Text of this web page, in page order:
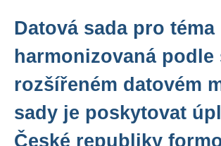
Datová sada pro
harmonizovaná podle
rozšířeném datovém
sady je poskytovat
České republiky